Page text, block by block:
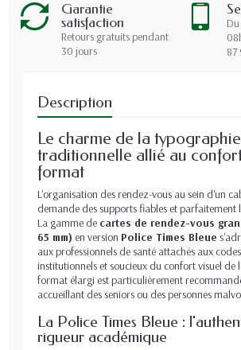
Garantie
satisfaction
Retours gratuits pendant
30 jours
87
Description
Le charme de la typographie
traditionnelle allié au
format
L'organisation des rendez-vous au sein d'un
demande des supports fiables et parfaitement
La gamme de cartes de rendez-vous
65 mm) en version Police Times Bleue
aux professionnels de santé attachés aux
institutionnels et soucieux du confort visuel de
format élargi est particulièrement
accueillant des seniors ou des personnes
La Police Times Bleue :
rigueur académique